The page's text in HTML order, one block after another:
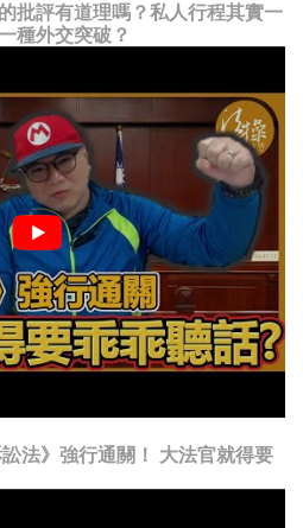
批評有道理嗎？私人行程其實一
種外交突破？
法》強行通關！ 大法官就得要